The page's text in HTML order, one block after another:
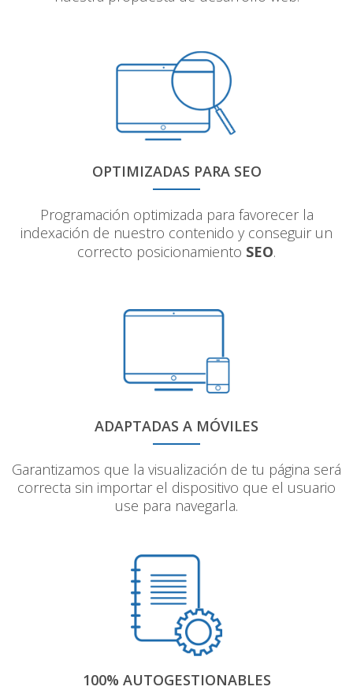
OPTIMIZADAS PARA SEO
Programación optimizada para favorecer la
indexación de nuestro contenido y conseguir un
correcto posicionamiento SEO.
ADAPTADAS A MÓVILES
Garantizamos que la visualización de tu página será
correcta sin importar el dispositivo que el usuario
use para navegarla.
100% AUTOGESTIONABLES